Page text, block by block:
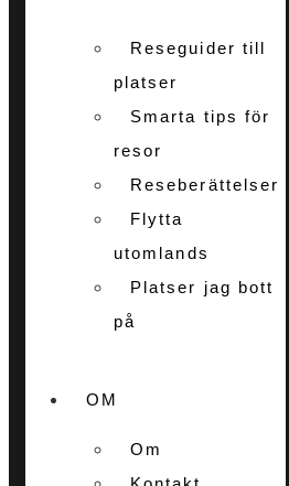
Reseguider till
platser
Smarta tips för
resor
Reseberättelser
Flytta
utomlands
Platser jag bott
på
OM
Om